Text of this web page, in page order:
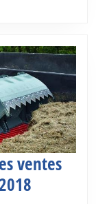
ventes